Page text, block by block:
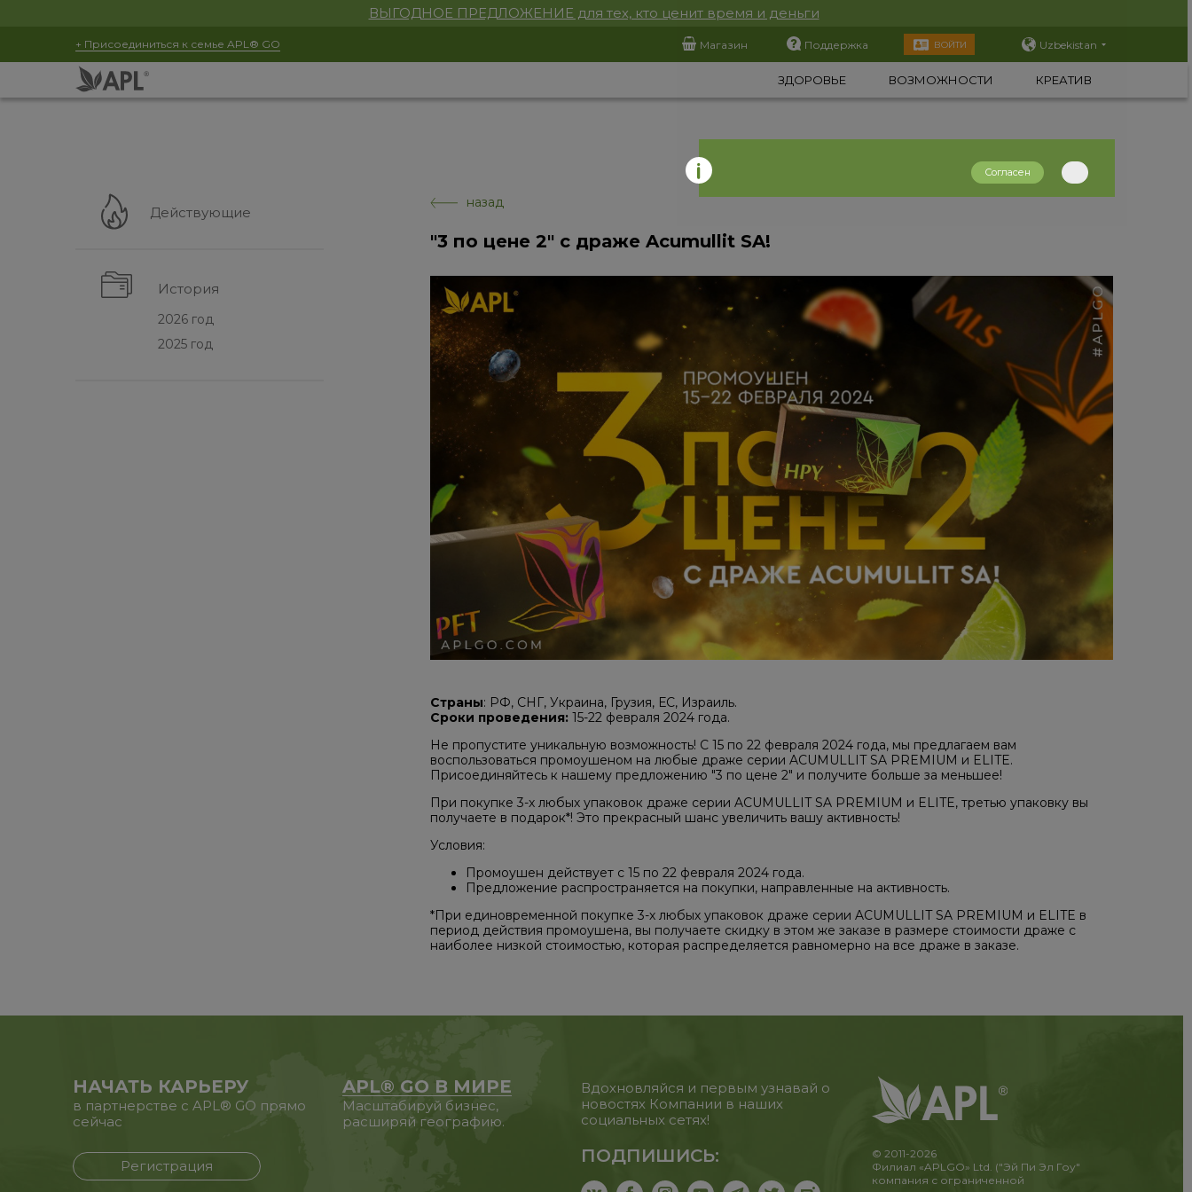
ВЫГОДНОЕ ПРЕДЛОЖЕНИЕ для тех, кто ценит время и деньги
+ Присоединиться к семье APL® GO Магазин Поддержка ВОЙТИ Uzbekistan
ЗДОРОВЬЕ ВОЗМОЖНОСТИ КРЕАТИВ
Действующие
История
2026 год
2025 год
назад
"3 по цене 2" с драже Acumullit SA!
Страны: РФ, СНГ, Украина, Грузия, ЕС, Израиль.
Сроки проведения: 15-22 февраля 2024 года.
Не пропустите уникальную возможность! С 15 по 22 февраля 2024 года, мы предлагаем вам
воспользоваться промоушеном на любые драже серии ACUMULLIT SA PREMIUM и ELITE.
Присоединяйтесь к нашему предложению "3 по цене 2" и получите больше за меньшее!
При покупке 3-х любых упаковок драже серии ACUMULLIT SA PREMIUM и ELITE, третью упаковку вы
получаете в подарок*! Это прекрасный шанс увеличить вашу активность!
Условия:
Промоушен действует с 15 по 22 февраля 2024 года.
Предложение распространяется на покупки, направленные на активность.
*При единовременной покупке 3-х любых упаковок драже серии ACUMULLIT SA PREMIUM и ELITE в
период действия промоушена, вы получаете скидку в этом же заказе в размере стоимости драже с
наиболее низкой стоимостью, которая распределяется равномерно на все драже в заказе.
НАЧАТЬ КАРЬЕРУ
в партнерстве с APL® GO прямо
сейчас
Регистрация
APL® GO В МИРЕ
Масштабируй бизнес,
расширяй географию.
Вдохновляйся и первым узнавай о
новостях Компании в наших
социальных сетях!
ПОДПИШИСЬ:
© 2011-2026
Филиал «APLGO» Ltd. ("Эй Пи Эл Гоу"
компания с ограниченной
Согласен